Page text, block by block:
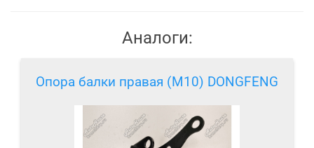
Аналоги:
Опора балки правая (M10) DONGFENG